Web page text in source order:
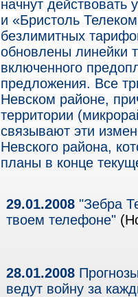
начнут
и «Бристоль
безлимитных
обновлены линейки
включенного
предложения. Все
Невском районе,
территории
связывают эти
Невского района,
планы в конце
29.01.2008 "Зебра
твоем телефоне"
28.01.2008
ведут войну за